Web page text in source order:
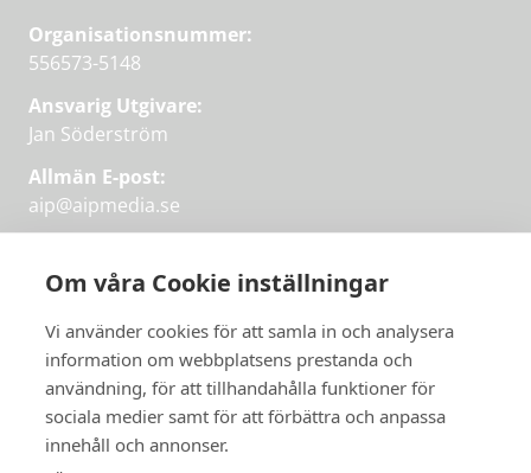
Om våra Cookie inställningar
Vi använder cookies för att samla in och analysera
information om webbplatsens prestanda och
användning, för att tillhandahålla funktioner för
sociala medier samt för att förbättra och anpassa
innehåll och annonser.
Organisationsnummer:
556573-5148
Ansvarig Utgivare:
Jan Söderström
Allmän E-post:
aip@aipmedia.se
aip@flowyinfo.seeller 08-1210 60 40.
Instagram
LinkedIn
Twitter
Facebook
Få veckans bästa
artiklar på mejlen